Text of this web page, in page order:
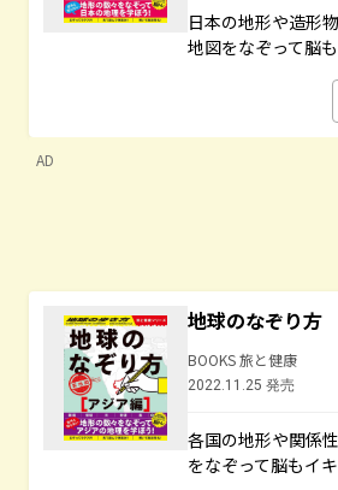
日本の地形や造形
地図をなぞって脳
AD
地球のなぞり
BOOKS 旅と健康
2022.11.25 発売
各国の地形や関係
をなぞって脳もイキ